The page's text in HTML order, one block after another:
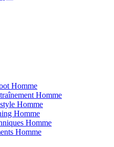
Homme
Homme
Homme
Homme
Homme
Homme